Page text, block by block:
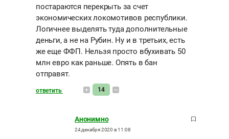
постараются перекрыть за счет
экономических локомотивов республики.
Логичнее выделять туда дополнительные
деньги, а не на Рубин. Ну и в третьих, есть
же еще ФФП. Нельзя просто вбухивать 50
млн евро как раньше. Опять в бан
отправят.
ответить 14
Анонимно
24 декабря 2020 в 11:08